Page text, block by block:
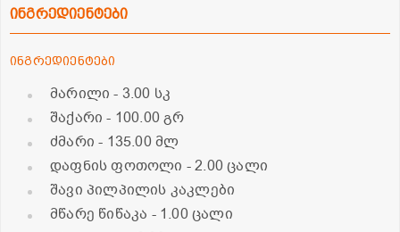
ინგრედიენტები
ინგრედიენტები
მარილი- 3.00 სკ
შაქარი- 100.00 გრ
ძმარი- 135.00 მლ
დაფნის ფოთოლი - 2.00 ცალი
შავი პილპილის კაკლები
მწარე წიწაკა - 1.00 ცალი